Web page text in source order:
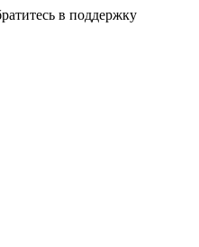
в поддержку